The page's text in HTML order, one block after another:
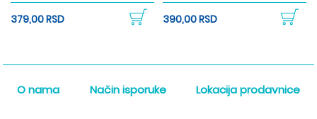
379,00 RSD 390,00 RSD
O nama Način isporuke Lokacija prodavnice